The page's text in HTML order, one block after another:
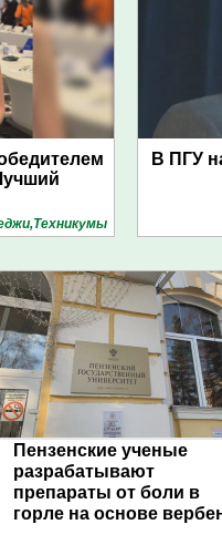
В ПГУ
Пензенские ученые
разрабатывают
препараты от боли в
горле на основе